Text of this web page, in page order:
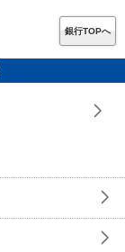
銀行TOPへ